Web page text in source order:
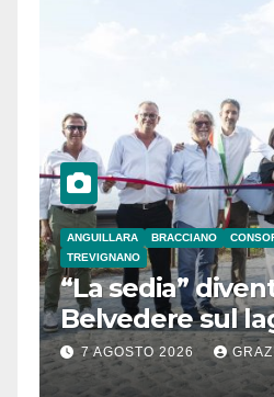
ANGUILLARA BRACCIANO
TREVIGNANO
“La sedia”
Belvedere sul
Bracciano: ieri
l’inaugurazione
7 AGOSTO 2026